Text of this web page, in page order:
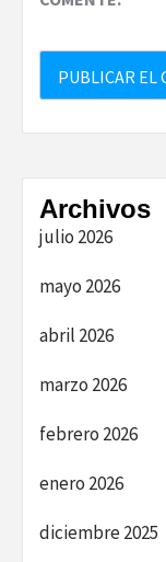
Archivos
julio 2026
mayo 2026
abril 2026
marzo 2026
febrero 2026
enero 2026
diciembre 2025